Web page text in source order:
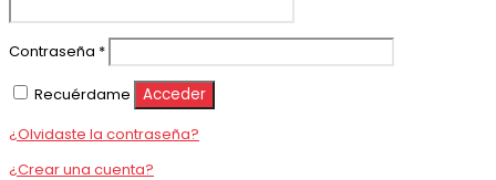
Contraseña *Obligatorio
Recuérdame
Acceder
¿Olvidaste la contraseña?
¿Crear una cuenta?